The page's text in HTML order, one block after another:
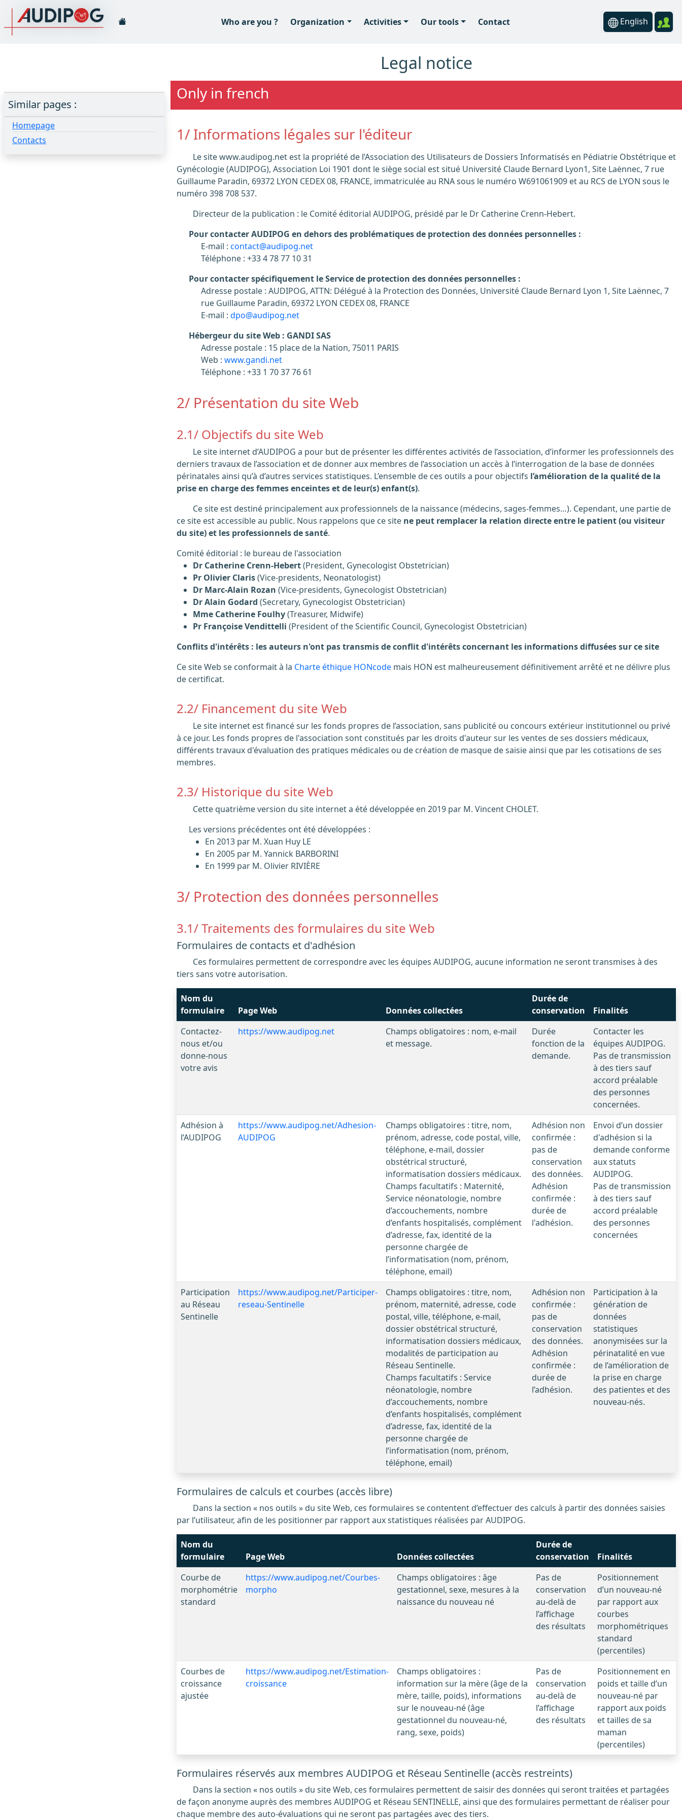
Who are you ? Organization Activities Our tools Contact English
Similar pages :
Homepage
Contacts
Legal notice
Only in french
1/ Informations légales sur l'éditeur
Le site www.audipog.net est la propriété de l’Association des Utilisateurs de Dossiers Informatisés en Pédiatrie Obstétrique et
Gynécologie (AUDIPOG), Association Loi 1901 dont le siège social est situé Université Claude Bernard Lyon1, Site Laënnec, 7 rue
Guillaume Paradin, 69372 LYON CEDEX 08, FRANCE, immatriculée au RNA sous le numéro W691061909 et au RCS de LYON sous le
numéro 398 708 537.
Directeur de la publication : le Comité éditorial AUDIPOG, présidé par le Dr Catherine Crenn-Hebert.
Pour contacter AUDIPOG en dehors des problématiques de protection des données personnelles :
E-mail : contact@audipog.net
Téléphone : +33 4 78 77 10 31
Pour contacter spécifiquement le Service de protection des données personnelles :
Adresse postale : AUDIPOG, ATTN: Délégué à la Protection des Données, Université Claude Bernard Lyon 1, Site Laënnec, 7
rue Guillaume Paradin, 69372 LYON CEDEX 08, FRANCE
E-mail : dpo@audipog.net
Hébergeur du site Web : GANDI SAS
Adresse postale : 15 place de la Nation, 75011 PARIS
Web : www.gandi.net
Téléphone : +33 1 70 37 76 61
2/ Présentation du site Web
2.1/ Objectifs du site Web
Le site internet d’AUDIPOG a pour but de présenter les différentes activités de l’association, d’informer les professionnels des
derniers travaux de l’association et de donner aux membres de l’association un accès à l’interrogation de la base de données
périnatales ainsi qu’à d’autres services statistiques. L’ensemble de ces outils a pour objectifs l’amélioration de la qualité de la
prise en charge des femmes enceintes et de leur(s) enfant(s).
Ce site est destiné principalement aux professionnels de la naissance (médecins, sages-femmes…). Cependant, une partie de
ce site est accessible au public. Nous rappelons que ce site ne peut remplacer la relation directe entre le patient (ou visiteur
du site) et les professionnels de santé.
Comité éditorial : le bureau de l'association
Dr Catherine Crenn-Hebert(President, Gynecologist Obstetrician)
Pr Olivier Claris(Vice-presidents, Neonatologist)
Dr Marc-Alain Rozan (Vice-presidents, Gynecologist Obstetrician)
Dr Alain Godard (Secretary, Gynecologist Obstetrician)
Mme Catherine Foulhy(Treasurer, Midwife)
Pr Françoise Vendittelli (President of the Scientific Council, Gynecologist Obstetrician)
Conflits d'intérêts : les auteurs n'ont pas transmis de conflit d'intérêts concernant les informations diffusées sur ce site
Ce site Web se conformait à la Charte éthique HONcode mais HON est malheureusement définitivement arrêté et ne délivre plus
de certificat.
2.2/ Financement du site Web
Le site internet est financé sur les fonds propres de l’association, sans publicité ou concours extérieur institutionnel ou privé
à ce jour. Les fonds propres de l'association sont constitués par les droits d'auteur sur les ventes de ses dossiers médicaux,
différents travaux d'évaluation des pratiques médicales ou de création de masque de saisie ainsi que par les cotisations de ses
membres.
2.3/ Historique du site Web
Cette quatrième version du site internet a été développée en 2019 par M. Vincent CHOLET.
Les versions précédentes ont été développées :
En 2013 par M. Xuan Huy LE
En 2005 par M. Yannick BARBORINI
En 1999 par M. Olivier RIVIÈRE
3/ Protection des données personnelles
3.1/ Traitements des formulaires du site Web
Formulaires de contacts et d'adhésion
Ces formulaires permettent de correspondre avec les équipes AUDIPOG, aucune information ne seront transmises à des
tiers sans votre autorisation.
Nom du
formulaire
Page Web Données collectées
Durée de
conservation
Finalités
Contactez-
nous et/ou
donne-nous
votre avis
https://www.audipog.net
Champs obligatoires : nom, e-mail
et message.
Durée
fonction de la
demande.
Contacter les
équipes AUDIPOG.
Pas de transmission
à des tiers sauf
accord préalable
des personnes
concernées.
Adhésion à
l’AUDIPOG
https://www.audipog.net/Adhesion-
AUDIPOG
Champs obligatoires : titre, nom,
prénom, adresse, code postal, ville,
téléphone, e-mail, dossier
obstétrical structuré,
informatisation dossiers médicaux.
Champs facultatifs : Maternité,
Service néonatologie, nombre
d’accouchements, nombre
d’enfants hospitalisés, complément
d’adresse, fax, identité de la
personne chargée de
l’informatisation (nom, prénom,
téléphone, email)
Adhésion non
confirmée :
pas de
conservation
des données.
Adhésion
confirmée :
durée de
l'adhésion.
Envoi d’un dossier
d'adhésion si la
demande conforme
aux statuts
AUDIPOG.
Pas de transmission
à des tiers sauf
accord préalable
des personnes
concernées
Participation
au Réseau
Sentinelle
https://www.audipog.net/Participer-
reseau-Sentinelle
Champs obligatoires : titre, nom,
prénom, maternité, adresse, code
postal, ville, téléphone, e-mail,
dossier obstétrical structuré,
informatisation dossiers médicaux,
modalités de participation au
Réseau Sentinelle.
Champs facultatifs : Service
néonatologie, nombre
d’accouchements, nombre
d’enfants hospitalisés, complément
d’adresse, fax, identité de la
personne chargée de
l’informatisation (nom, prénom,
téléphone, email)
Adhésion non
confirmée :
pas de
conservation
des données.
Adhésion
confirmée :
durée de
l’adhésion.
Participation à la
génération de
données
statistiques
anonymisées sur la
périnatalité en vue
de l’amélioration de
la prise en charge
des patientes et des
nouveau-nés.
Formulaires de calculs et courbes (accès libre)
Dans la section « nos outils » du site Web, ces formulaires se contentent d’effectuer des calculs à partir des données saisies
par l’utilisateur, afin de les positionner par rapport aux statistiques réalisées par AUDIPOG.
Nom du
formulaire
Page Web Données collectées
Durée de
conservation
Finalités
Courbe de
morphométrie
standard
https://www.audipog.net/Courbes-
morpho
Champs obligatoires : âge
gestationnel, sexe, mesures à la
naissance du nouveau né
Pas de
conservation
au-delà de
l’affichage
des résultats
Positionnement
d’un nouveau-né
par rapport aux
courbes
morphométriques
standard
(percentiles)
Courbes de
croissance
ajustée
https://www.audipog.net/Estimation-
croissance
Champs obligatoires :
information sur la mère (âge de la
mère, taille, poids), informations
sur le nouveau-né (âge
gestationnel du nouveau-né,
rang, sexe, poids)
Pas de
conservation
au-delà de
l’affichage
des résultats
Positionnement en
poids et taille d’un
nouveau-né par
rapport aux poids
et tailles de sa
maman
(percentiles)
Formulaires réservés aux membres AUDIPOG et Réseau Sentinelle (accès restreints)
Dans la section « nos outils » du site Web, ces formulaires permettent de saisir des données qui seront traitées et partagées
de façon anonyme auprès des membres AUDIPOG et Réseau SENTINELLE, ainsi que des formulaires permettant de réaliser pour
chaque membre des auto-évaluations qui ne seront pas partagées avec des tiers.